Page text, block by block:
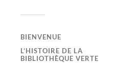
BIENVENUE
L’HISTOIRE DE LA
BIBLIOTHÈQUE VERTE